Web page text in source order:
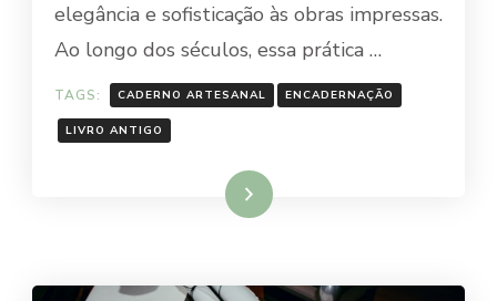
elegância e sofisticação às obras impressas.
Ao longo dos séculos, essa prática …
TAGS: CADERNO ARTESANAL ENCADERNAÇÃO
LIVRO ANTIGO
Ler mais